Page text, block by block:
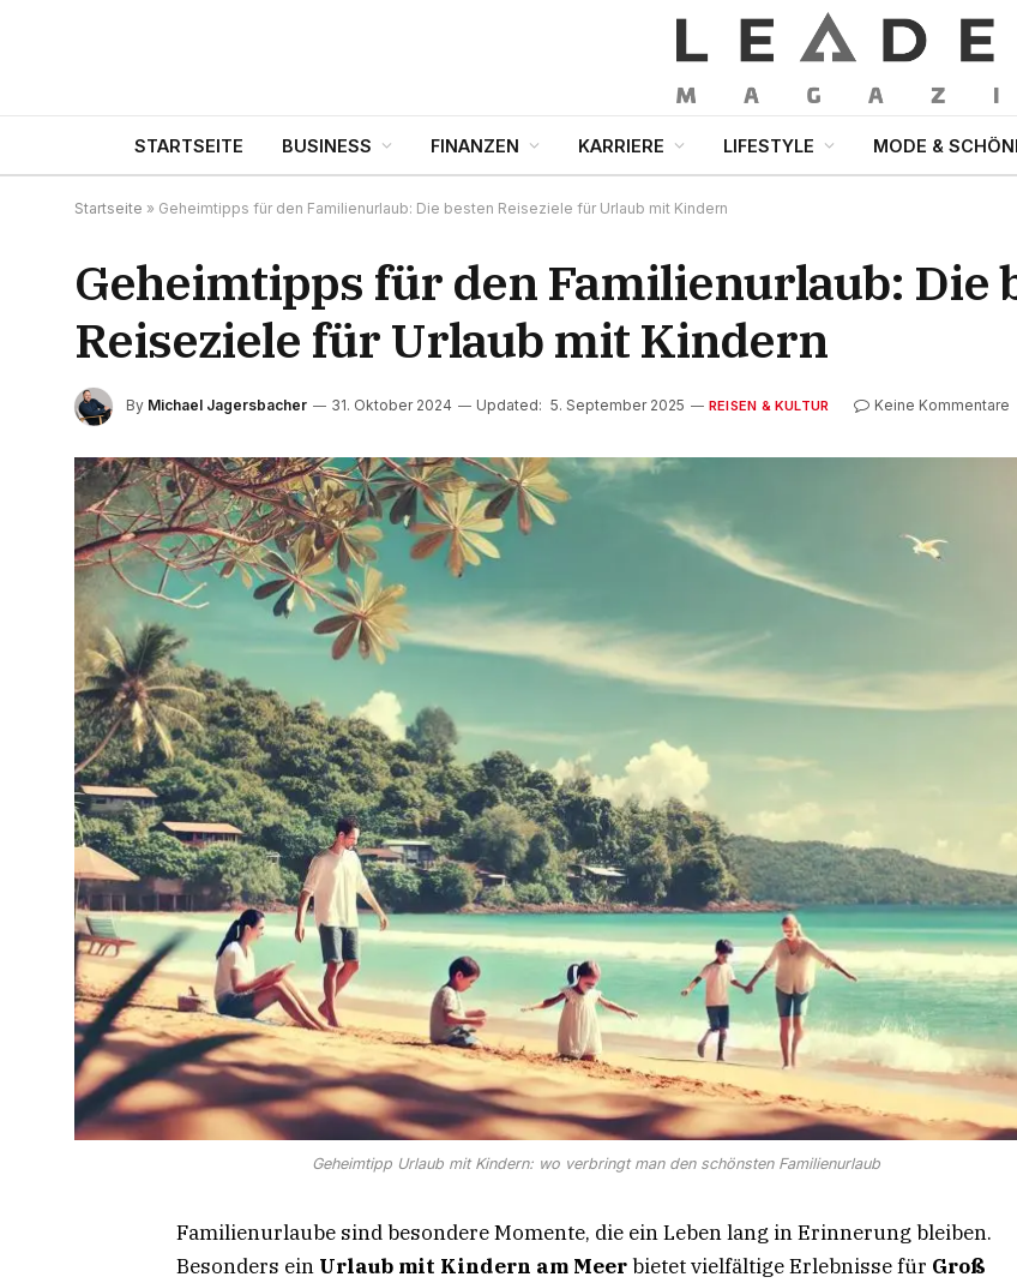
STARTSEITE BUSINESS FINANZEN KARRIERE LIFESTYLE MODE &
Startseite » Geheimtipps für den Familienurlaub: Die besten Reiseziele für Urlaub mit Kindern
Geheimtipps für den Familienurlaub: Die
Reiseziele für Urlaub mit Kindern
By Michael Jagersbacher 31. Oktober 2024 Updated: 5. September 2025 REISEN & KULTUR Keine Kommentare
Geheimtipp Urlaub mit Kindern: wo verbringt man den schönsten Familienurlaub
Familienurlaube sind besondere Momente, die ein Leben lang in Erinnerung bleiben.
Besonders ein Urlaub mit Kindern am Meerbietet vielfältige Erlebnisse für Groß